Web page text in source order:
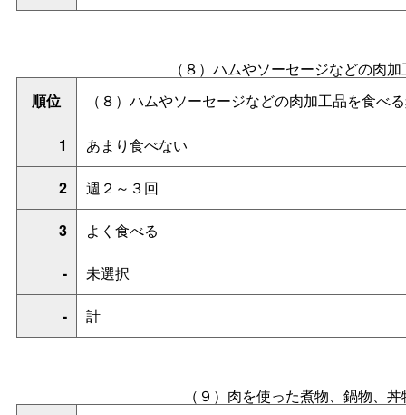
（８）ハムやソーセージなどの肉
順位
（８）ハムやソーセージなどの肉加工品を食べ
1 あまり食べない
2 週２～３回
3 よく食べる
- 未選択
- 計
（９）肉を使った煮物、鍋物、